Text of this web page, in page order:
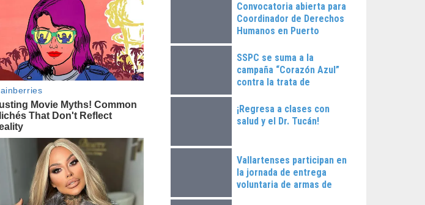
Convocatoria abierta para
Coordinador de Derechos
Humanos en Puerto
SSPC se suma a la
campaña “Corazón Azul”
contra la trata de
¡Regresa a clases con
salud y el Dr. Tucán!
Vallartenses participan en
la jornada de entrega
voluntaria de armas de